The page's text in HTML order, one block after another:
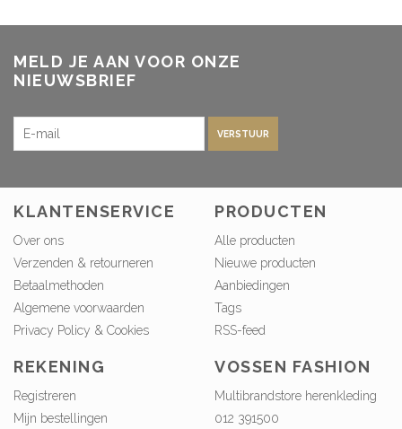
MELD JE AAN VOOR ONZE
NIEUWSBRIEF
VERSTUUR
KLANTENSERVICE
Over ons
Verzenden & retourneren
Betaalmethoden
Algemene voorwaarden
Privacy Policy & Cookies
PRODUCTEN
Alle producten
Nieuwe producten
Aanbiedingen
Tags
RSS-feed
REKENING
Registreren
Mijn bestellingen
VOSSEN FASHION
Multibrandstore herenkleding
012 391500